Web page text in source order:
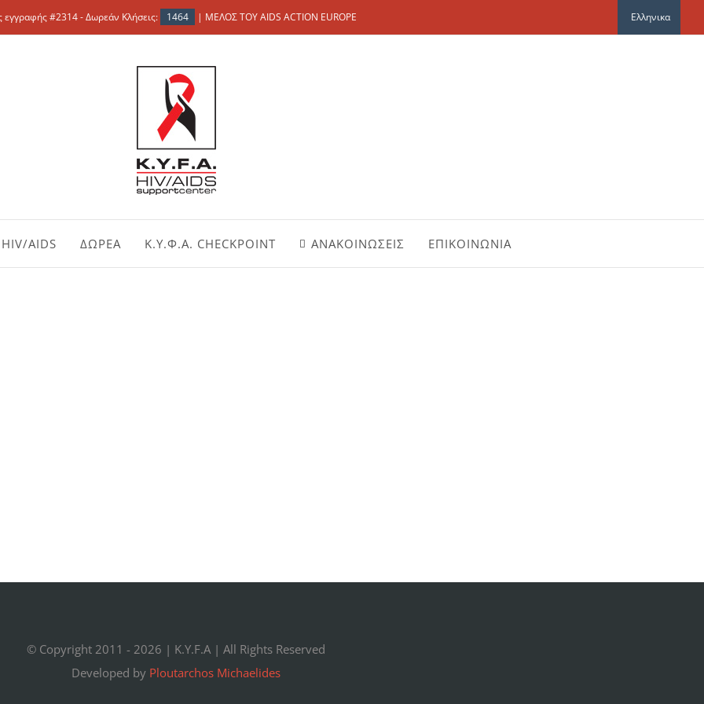
#2314 - Δωρεάν Κλήσεις: 1464 | ΜΕΛΟΣ ΤΟΥ AIDS ACTION EUROPE Ελληνικα
HIV/AIDS ΔΩΡΕΑ Κ.Υ.Φ.Α. CHECKPOINT ΑΝΑΚΟΙΝΩΣΕΙΣ ΕΠΙΚΟΙΝΩΝΙΑ
© Copyright 2011 - 2026 | K.Y.F.A| All Rights Reserved
Developed by Ploutarchos Michaelides